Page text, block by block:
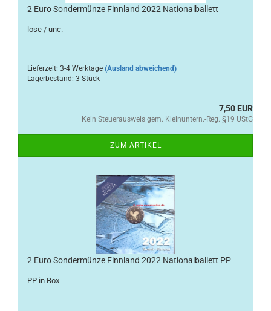
2 Euro Sondermünze Finnland 2022 Nationalballett
lose / unc.
Lieferzeit: 3-4 Werktage (Ausland abweichend)
Lagerbestand: 3 Stück
7,50 EUR
Kein Steuerausweis gem. Kleinuntern.-Reg. §19 UStG
ZUM ARTIKEL
2 Euro Sondermünze Finnland 2022 Nationalballett PP
PP in Box